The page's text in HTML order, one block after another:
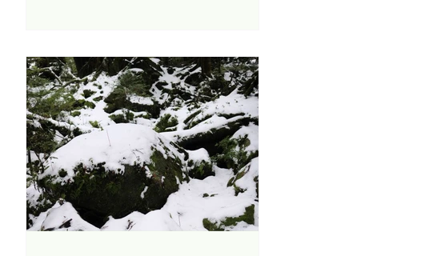
でのコース。詳しくはこちらの案内図を
ご覧ください。...